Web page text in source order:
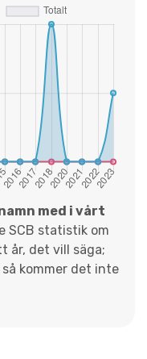
med i vårt
SCB statistik om
år, det vill säga;
kommer det inte